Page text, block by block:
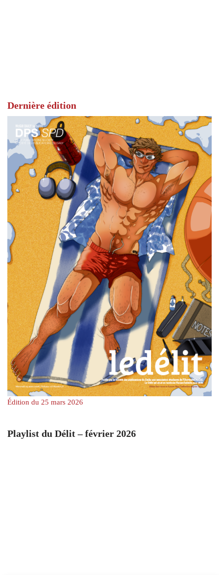
Dernière édition
Édition du 25 mars 2026
Playlist du Délit – février 2026